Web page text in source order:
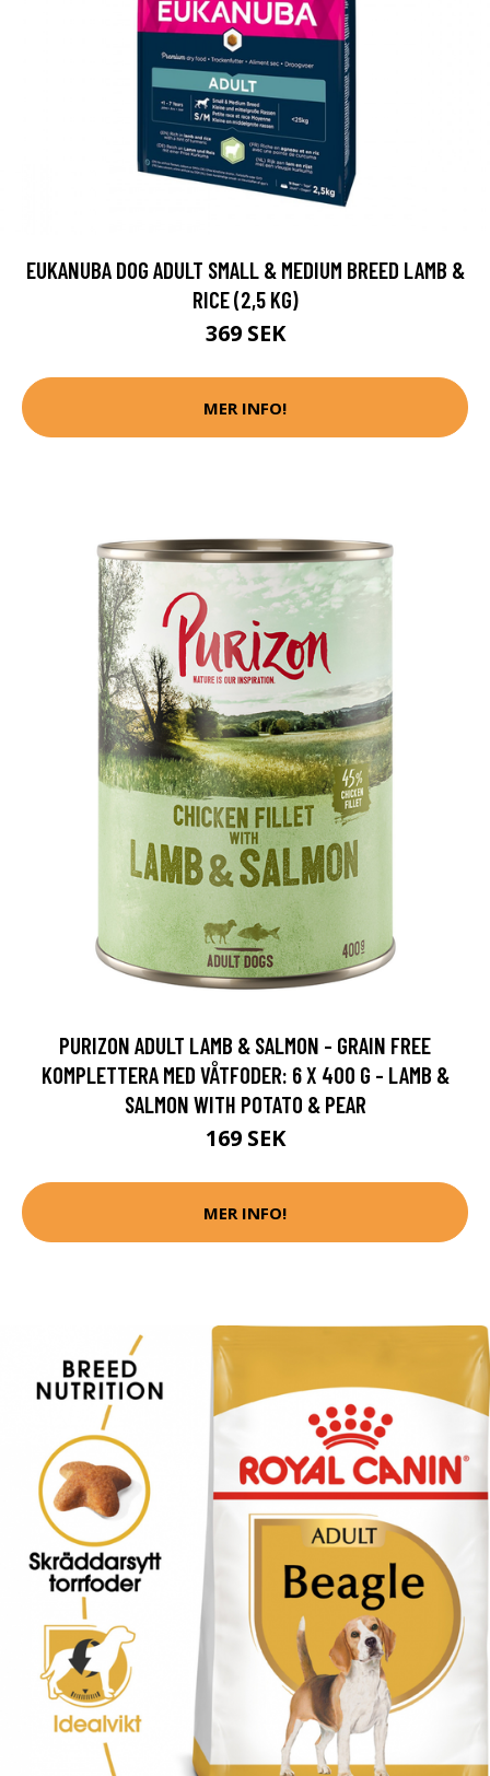
EUKANUBA DOG ADULT SMALL & MEDIUM BREED LAMB &
RICE (2,5 KG)
369 SEK
MER INFO!
PURIZON ADULT LAMB & SALMON - GRAIN FREE
KOMPLETTERA MED VÅTFODER: 6 X 400 G - LAMB &
SALMON WITH POTATO & PEAR
169 SEK
MER INFO!